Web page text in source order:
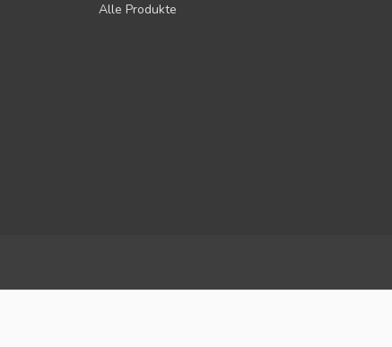
Alle Produkte